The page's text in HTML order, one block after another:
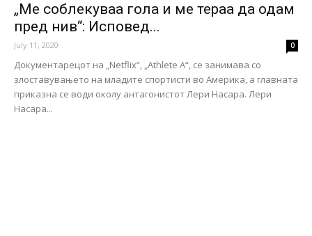
„Ме соблекуваа гола и ме тераа да одам
пред нив“: Исповед...
July 11, 2020 0
Документарецот на „Netflix“, „Athlete A“, се занимава со
злоставувањето на младите спортисти во Америка, а главната
приказна се води околу антагонистот Лери Насара. Лери
Насара...